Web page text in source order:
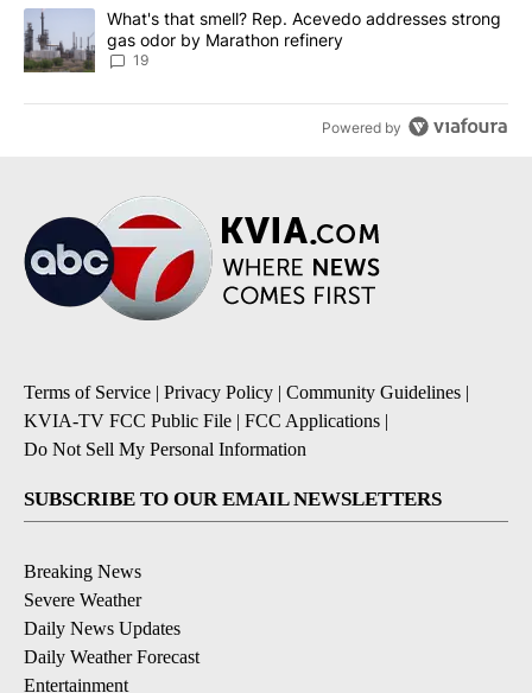
A trending article titled "What's that smell? Rep. Acevedo
What's that smell? Rep. Acevedo addresses strong
gas odor by Marathon refinery
19
Powered by
Terms of Service | Privacy Policy | Community Guidelines |
KVIA-TV FCC Public File | FCC Applications |
Do Not Sell My Personal Information
SUBSCRIBE TO OUR EMAIL NEWSLETTERS
Breaking News
Severe Weather
Daily News Updates
Daily Weather Forecast
Entertainment